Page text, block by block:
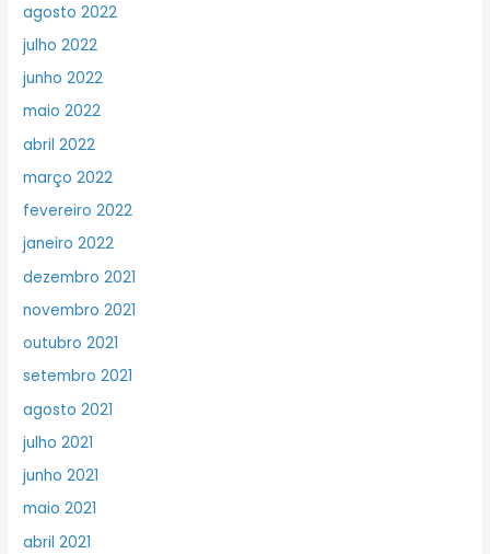
agosto 2022
julho 2022
junho 2022
maio 2022
abril 2022
março 2022
fevereiro 2022
janeiro 2022
dezembro 2021
novembro 2021
outubro 2021
setembro 2021
agosto 2021
julho 2021
junho 2021
maio 2021
abril 2021